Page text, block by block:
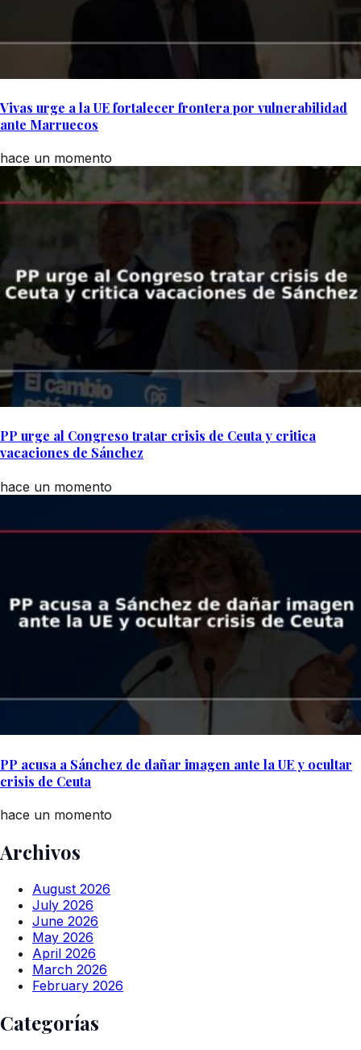
Vivas urge a la UE fortalecer frontera por vulnerabilidad
ante Marruecos
hace un momento
PP urge al Congreso tratar crisis de Ceuta y critica
vacaciones de Sánchez
hace un momento
PP acusa a Sánchez de dañar imagen ante la UE y ocultar
crisis de Ceuta
hace un momento
Archivos
August 2026
July 2026
June 2026
May 2026
April 2026
March 2026
February 2026
Categorías